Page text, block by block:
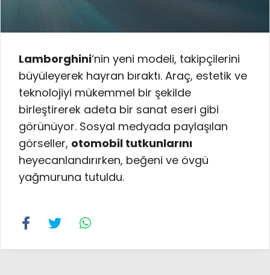
Lamborghini‘nin yeni modeli, takipçilerini
büyüleyerek hayran bıraktı. Araç, estetik ve
teknolojiyi mükemmel bir şekilde
birleştirerek adeta bir sanat eseri gibi
görünüyor. Sosyal medyada paylaşılan
görseller, otomobil tutkunlarını
heyecanlandırırken, beğeni ve övgü
yağmuruna tutuldu.